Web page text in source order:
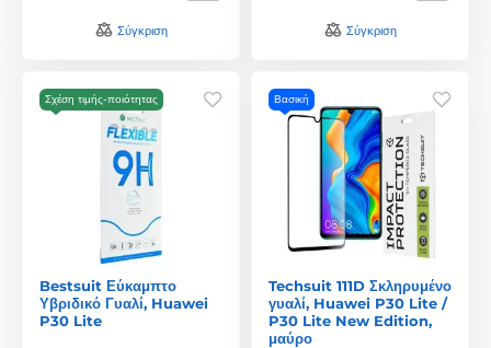
Σύγκριση Σύγκριση
Σχέση τιμής-ποιότητας
Bestsuit Εύκαμπτο
Υβριδικό Γυαλί, Huawei
P30 Lite
Βασική
Techsuit 111D Σκληρυμένο
γυαλί, Huawei P30 Lite /
P30 Lite New Edition,
μαύρο